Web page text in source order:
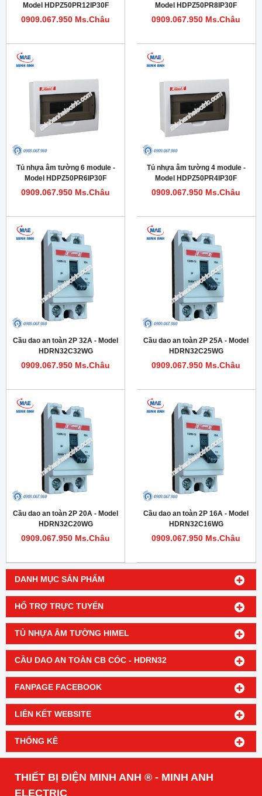
DANH MỤC SẢN PHẨM
HỔ TRỢ TRỰC TUYẾN
TỦ NHỰA ÂM TƯỜNG HIMEL
CẦU DAO AN TOÀN CB CÓC - HDRN32
FANPAGE FACEBOOK
LIÊN KẾT WEBSITE
THỐNG KÊ
Model HDPZ50PR12IP30F
0909.067.950 Ms.Châu
Model HDPZ50PR8IP30F
0909.067.950 Ms.Châu
Tủ nhựa âm tường 6 module -
Model HDPZ50PR6IP30F
0909.067.950 Ms.Châu
Tủ nhựa âm tường 4 module -
Model HDPZ50PR4IP30F
0909.067.950 Ms.Châu
Cầu dao an toàn 2P 32A - Model
HDRN32C32WG
0909.067.950 Ms.Châu
Cầu dao an toàn 2P 25A - Model
HDRN32C25WG
0909.067.950 Ms.Châu
Cầu dao an toàn 2P 20A - Model
HDRN32C20WG
0909.067.950 Ms.Châu
Cầu dao an toàn 2P 16A - Model
HDRN32C16WG
0909.067.950 Ms.Châu
THIẾT BỊ ĐIỆN MINH ANH ® - MINH ANH
ELECTRIC